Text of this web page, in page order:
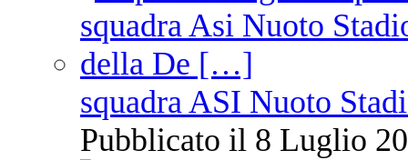
squadra ASI Nuoto
Pubblicato il 8 Luglio